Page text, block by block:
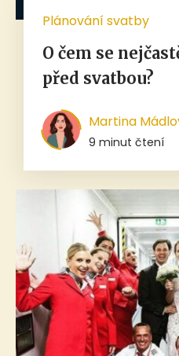
Plánování svatby
O čem se
před svatbou?
Martina
9 minut čtení